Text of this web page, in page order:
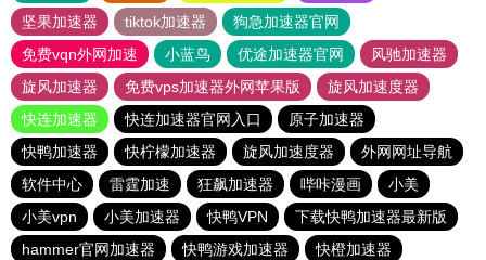
坚果加速器
tiktok加速器
狗急加速器官网
免费vqn外网加速
小蓝鸟 优途加速器官网
风驰加速器
旋风加速器
免费vps加速器外网苹果版
旋风加速度器
快连加速器
快连加速器官网入口
原子加速器
快鸭加速器
快柠檬加速器 旋风加速度器
外网网址导航
软件中心
雷霆加速 狂飙加速器 哔咔漫画
小美
小美vpn
小美加速器 快鸭VPN
下载快鸭加速器最新版
hammer官网加速器
快鸭游戏加速器
快橙加速器